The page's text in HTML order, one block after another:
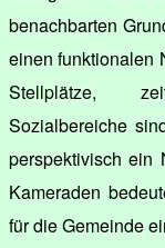
benachbarten
einen funktionalen
Stellplätze,
Sozialbereiche
perspektivisch ein
Kameraden
für die Gemeinde